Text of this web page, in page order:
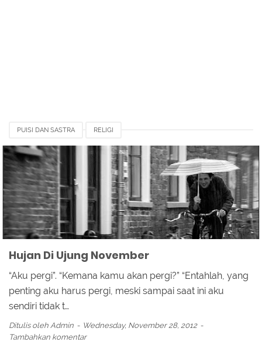
PUISI DAN SASTRA RELIGI
Hujan Di Ujung November
“Aku pergi”. “Kemana kamu akan pergi?” “Entahlah, yang
penting aku harus pergi, meski sampai saat ini aku
sendiri tidak t…
Ditulis oleh Admin
Wednesday, November 28, 2012
Tambahkan komentar